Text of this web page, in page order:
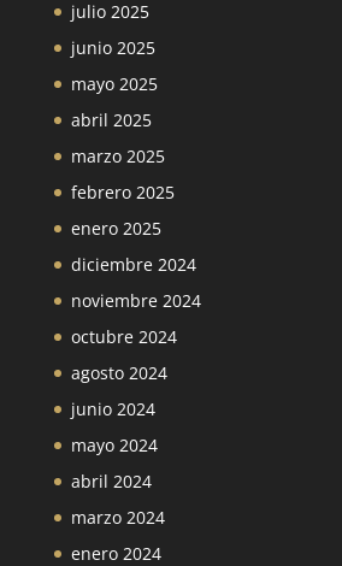
julio 2025
junio 2025
mayo 2025
abril 2025
marzo 2025
febrero 2025
enero 2025
diciembre 2024
noviembre 2024
octubre 2024
agosto 2024
junio 2024
mayo 2024
abril 2024
marzo 2024
enero 2024